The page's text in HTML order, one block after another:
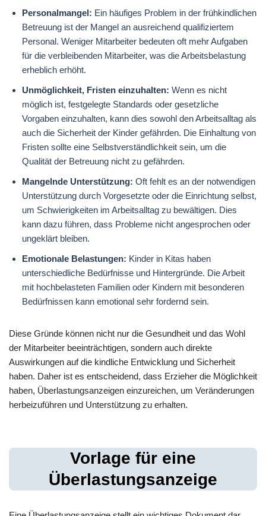
Personalmangel: Ein häufiges Problem in der frühkindlichen
Betreuung ist der Mangel an ausreichend qualifiziertem
Personal. Weniger Mitarbeiter bedeuten oft mehr Aufgaben
für die verbleibenden Mitarbeiter, was die Arbeitsbelastung
erheblich erhöht.
Unmöglichkeit, Fristen einzuhalten: Wenn es nicht
möglich ist, festgelegte Standards oder gesetzliche
Vorgaben einzuhalten, kann dies sowohl den Arbeitsalltag als
auch die Sicherheit der Kinder gefährden. Die Einhaltung von
Fristen sollte eine Selbstverständlichkeit sein, um die
Qualität der Betreuung nicht zu gefährden.
Mangelnde Unterstützung: Oft fehlt es an der notwendigen
Unterstützung durch Vorgesetzte oder die Einrichtung selbst,
um Schwierigkeiten im Arbeitsalltag zu bewältigen. Dies
kann dazu führen, dass Probleme nicht angesprochen oder
ungeklärt bleiben.
Emotionale Belastungen: Kinder in Kitas haben
unterschiedliche Bedürfnisse und Hintergründe. Die Arbeit
mit hochbelasteten Familien oder Kindern mit besonderen
Bedürfnissen kann emotional sehr fordernd sein.
Diese Gründe können nicht nur die Gesundheit und das Wohl
der Mitarbeiter beeinträchtigen, sondern auch direkte
Auswirkungen auf die kindliche Entwicklung und Sicherheit
haben. Daher ist es entscheidend, dass Erzieher die Möglichkeit
haben, Überlastungsanzeigen einzureichen, um Veränderungen
herbeizuführen und Unterstützung zu erhalten.
Vorlage für eine
Überlastungsanzeige